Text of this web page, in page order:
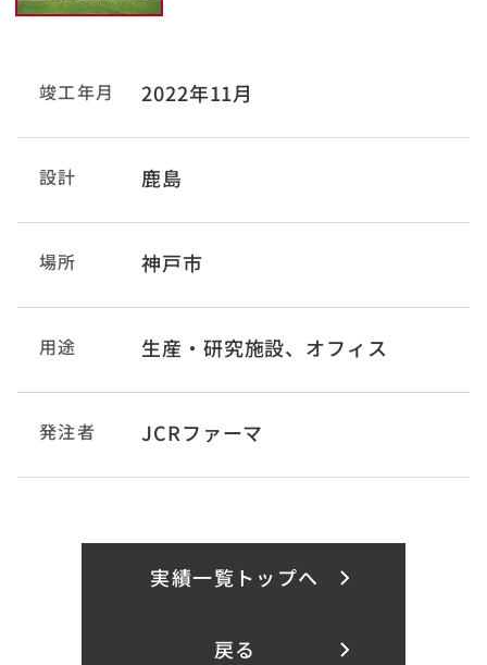
竣工年月 2022年11月
設計 鹿島
場所 神戸市
用途 生産・研究施設、オフィス
発注者 JCRファーマ
実績一覧トップへ
戻る